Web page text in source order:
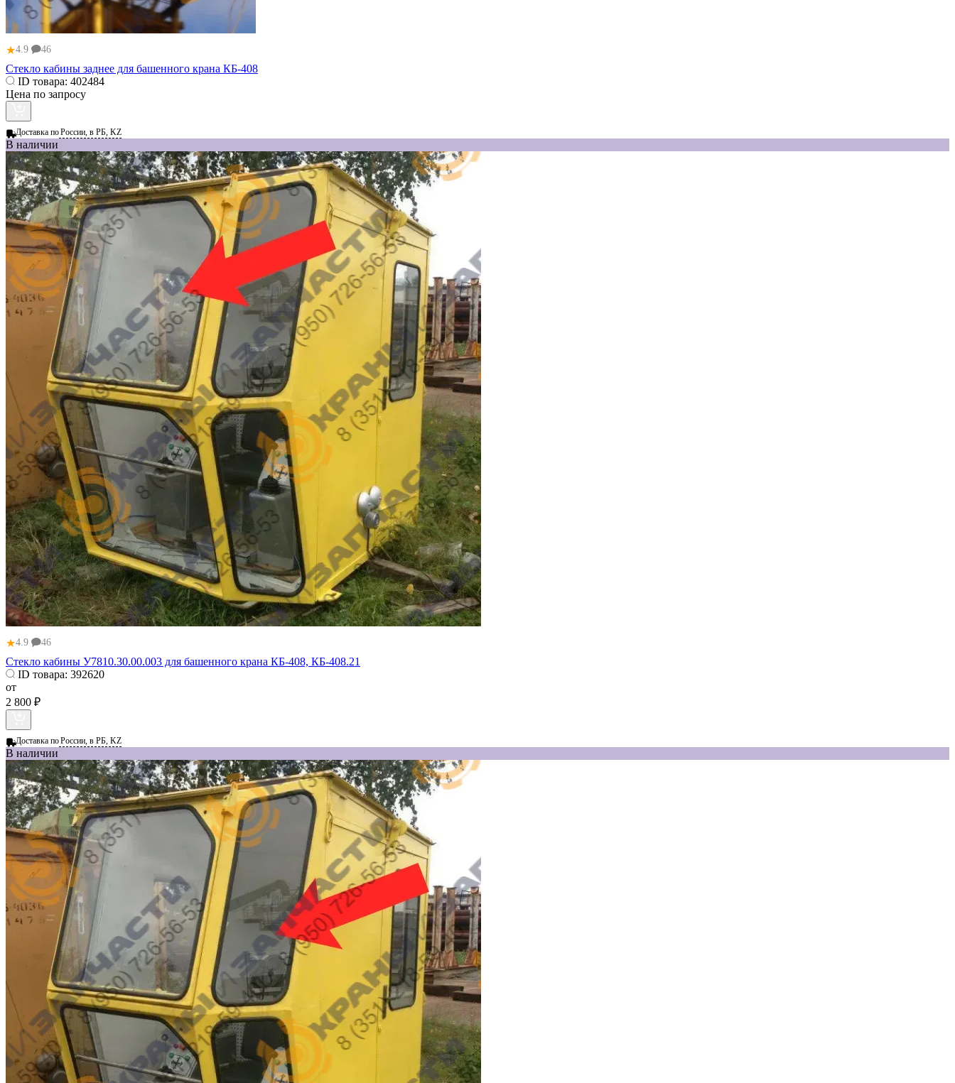
★4.9 46
Стекло кабины заднее для башенного крана КБ-408
ID товара: 402484
Цена по запросу
Доставка поРоссии, в РБ, KZ
В наличии
★4.9 46
Стекло кабины У7810.30.00.003 для башенного крана КБ-408, КБ-408.21
ID товара: 392620
от
2 800 ₽
Доставка поРоссии, в РБ, KZ
В наличии